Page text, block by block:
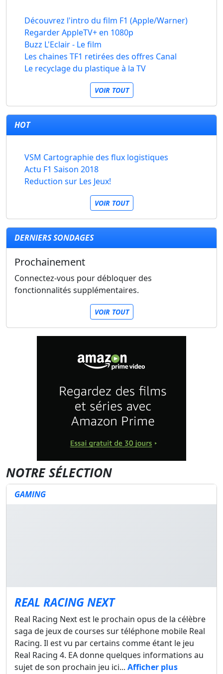
Découvrez l'intro du film F1 (Apple/Warner)
Regarder AppleTV+ en 1080p
Buzz L'Eclair - Le film
Les chaines TF1 retirées des offres Canal
Le recyclage du plastique à la TV
VOIR TOUT
HOT
VSM Cartographie des flux logistiques
Actu F1 Saison 2018
Reduction sur Les Jeux!
VOIR TOUT
DERNIERS SONDAGES
Prochainement
Connectez-vous pour débloquer des
fonctionnalités supplémentaires.
VOIR TOUT
NOTRE SÉLECTION
GAMING
REAL RACING NEXT
Real Racing Next est le prochain opus de la célèbre
saga de jeux de courses sur téléphone mobile Real
Racing. Il est vu par certains comme étant le jeu
Real Racing 4. EA donne quelques informations au
sujet de son prochain jeu ici... Afficher plus